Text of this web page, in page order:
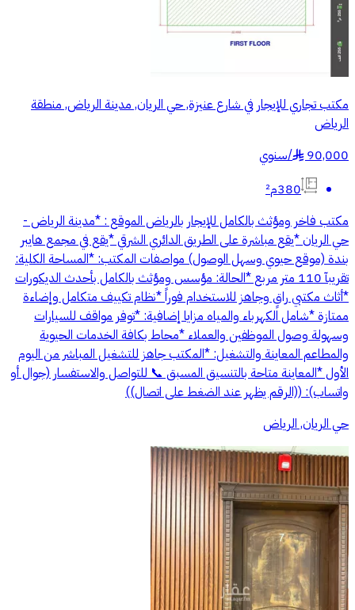
مكتب تجاري للإيجار في شارع عنيزة, حي الريان, مدينة الرياض, منطقة
الرياض
90,000
§
/سنوي
380م²
مكتب فاخر ومؤثث بالكامل للإيجار بالرياض الموقع : *مدينة الرياض -
حي الريان *يقع مباشرة على الطريق الدائري الشرقي *يقع في مجمع هايبر
بندة (موقع حيوي وسهل الوصول) مواصفات المكتب: *المساحة الكلية:
تقريبآ 110 متر مربع *الحالة: مؤسس ومؤثث بالكامل بأحدث الديكورات
*أثاث مكتبي راقٍ وجاهز للاستخدام فوراً *نظام تكييف متكامل وإضاءة
ممتازة *شامل الكهرباء والمياه مزايا إضافية: *توفر مواقف للسيارات
وسهولة وصول الموظفين والعملاء *محاط بكافة الخدمات الحيوية
والمطاعم المعاينة والتشغيل: *المكتب جاهز للتشغيل المباشر من اليوم
الأول *المعاينة متاحة بالتنسيق المسبق 📞 للتواصل والاستفسار (جوال أو
واتساب): ((الرقم يظهر عند الضغط على اتصال))
حي الريان, الرياض